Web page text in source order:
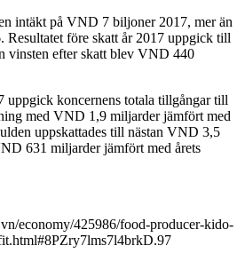
intäkt på VND 7 biljoner 2017, mer än
Resultatet före skatt år 2017 uppgick till
vinsten efter skatt blev VND 440
uppgick koncernens totala tillgångar till
med VND 1,9 miljarder jämfört med
uppskattades till nästan VND 3,5
631 miljarder jämfört med årets
economy/425986/food-producer-kido-